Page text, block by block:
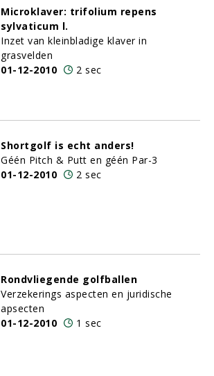
Microklaver: trifolium repens
sylvaticum l.
Inzet van kleinbladige klaver in
grasvelden
01-12-2010
2 sec
Shortgolf is echt anders!
Géén Pitch & Putt en géén Par-3
01-12-2010
2 sec
Rondvliegende golfballen
Verzekerings aspecten en juridische
apsecten
01-12-2010
1 sec